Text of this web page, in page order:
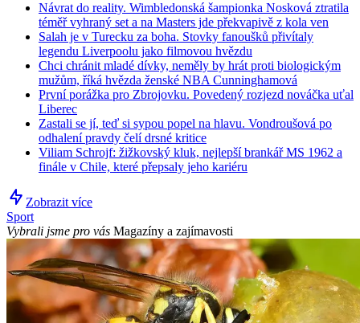
Návrat do reality. Wimbledonská šampionka Nosková ztratila
téměř vyhraný set a na Masters jde překvapivě z kola ven
Salah je v Turecku za boha. Stovky fanoušků přivítaly
legendu Liverpoolu jako filmovou hvězdu
Chci chránit mladé dívky, neměly by hrát proti biologickým
mužům, říká hvězda ženské NBA Cunninghamová
První porážka pro Zbrojovku. Povedený rozjezd nováčka uťal
Liberec
Zastali se jí, teď si sypou popel na hlavu. Vondroušová po
odhalení pravdy čelí drsné kritice
Viliam Schrojf: žižkovský kluk, nejlepší brankář MS 1962 a
finále v Chile, které přepsaly jeho kariéru
Zobrazit více
Sport
Vybrali jsme pro vás Magazíny a zajímavosti